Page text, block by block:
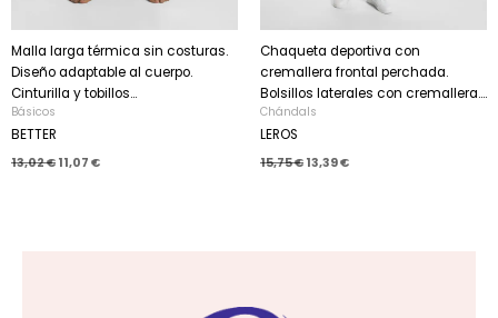
Malla larga térmica sin costuras.
Diseño adaptable al cuerpo.
Cinturilla y tobillos...
Básicos
BETTER
13,02€ 11,07 €
Chaqueta deportiva con
cremallera frontal perchada.
Bolsillos laterales con cremallera....
Chándals
LEROS
15,75€ 13,39€